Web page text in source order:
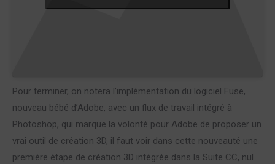
Pour terminer, on notera l’implémentation du logiciel Fuse,
nouveau bébé d’Adobe, avec un flux de travail intégré à
Photoshop, qui marque la volonté pour Adobe de proposer un
vrai outil de création 3D, il faut voir dans cette nouveauté une
première étape de création 3D intégrée dans la Suite CC, nul